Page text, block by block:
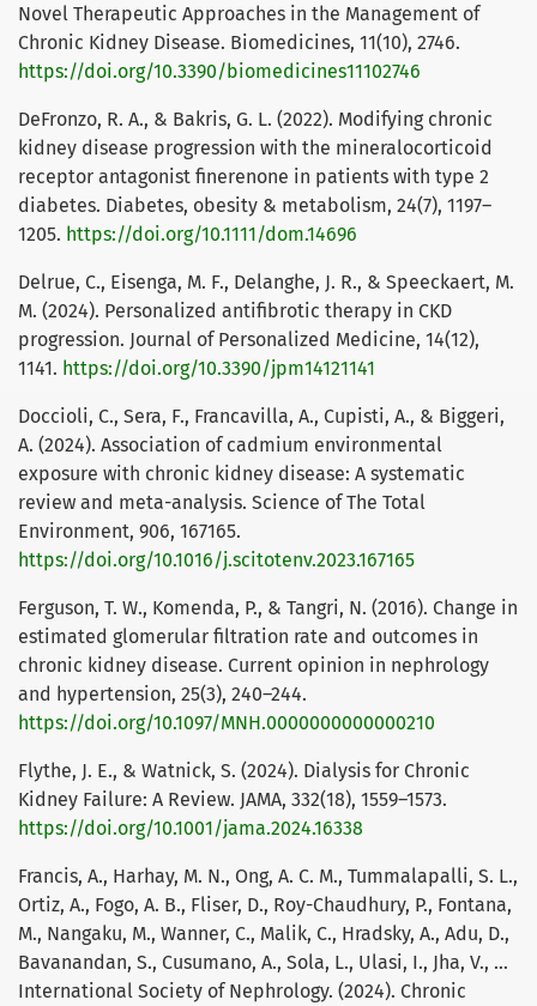
Novel Therapeutic Approaches in the Management of
Chronic Kidney Disease. Biomedicines, 11(10), 2746.
https://doi.org/10.3390/biomedicines11102746
DeFronzo, R. A., & Bakris, G. L. (2022). Modifying chronic
kidney disease progression with the mineralocorticoid
receptor antagonist finerenone in patients with type 2
diabetes. Diabetes, obesity & metabolism, 24(7), 1197–
1205. https://doi.org/10.1111/dom.14696
Delrue, C., Eisenga, M. F., Delanghe, J. R., & Speeckaert, M.
M. (2024). Personalized antifibrotic therapy in CKD
progression. Journal of Personalized Medicine, 14(12),
1141. https://doi.org/10.3390/jpm14121141
Doccioli, C., Sera, F., Francavilla, A., Cupisti, A., & Biggeri,
A. (2024). Association of cadmium environmental
exposure with chronic kidney disease: A systematic
review and meta-analysis. Science of The Total
Environment, 906, 167165.
https://doi.org/10.1016/j.scitotenv.2023.167165
Ferguson, T. W., Komenda, P., & Tangri, N. (2016). Change in
estimated glomerular filtration rate and outcomes in
chronic kidney disease. Current opinion in nephrology
and hypertension, 25(3), 240–244.
https://doi.org/10.1097/MNH.0000000000000210
Flythe, J. E., & Watnick, S. (2024). Dialysis for Chronic
Kidney Failure: A Review. JAMA, 332(18), 1559–1573.
https://doi.org/10.1001/jama.2024.16338
Francis, A., Harhay, M. N., Ong, A. C. M., Tummalapalli, S. L.,
Ortiz, A., Fogo, A. B., Fliser, D., Roy-Chaudhury, P., Fontana,
M., Nangaku, M., Wanner, C., Malik, C., Hradsky, A., Adu, D.,
Bavanandan, S., Cusumano, A., Sola, L., Ulasi, I., Jha, V., …
International Society of Nephrology. (2024). Chronic